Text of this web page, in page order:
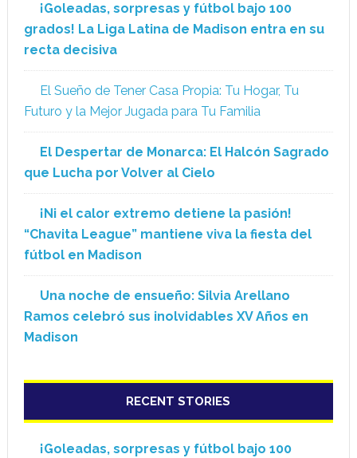
¡Goleadas, sorpresas y fútbol bajo 100
grados! La Liga Latina de Madison entra en su
recta decisiva
El Sueño de Tener Casa Propia: Tu Hogar, Tu
Futuro y la Mejor Jugada para Tu Familia
El Despertar de Monarca: El Halcón Sagrado
que Lucha por Volver al Cielo
¡Ni el calor extremo detiene la pasión!
“Chavita League” mantiene viva la fiesta del
fútbol en Madison
Una noche de ensueño: Silvia Arellano
Ramos celebró sus inolvidables XV Años en
Madison
RECENT STORIES
¡Goleadas, sorpresas y fútbol bajo 100